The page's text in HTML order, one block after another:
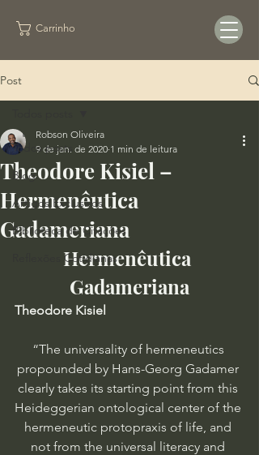
Carrinho
Post
Todos posts
Blog
Artigos Exclusivos
Biblioteca de Citações
Reflexões Cotidianas
Theodore Kisiel –
Hermenêutica
Gadameriana
Robson Oliveira
9 de jan. de 2020 1 min de leitura
Hermenêutica
Gadameriana
Theodore Kisiel
“The universality of hermeneutics
propounded by Hans-Georg Gadamer
clearly takes its starting point from this
Heideggerian ontological center of the
hermeneutic protopraxis of life, and
not from the universal literacy and